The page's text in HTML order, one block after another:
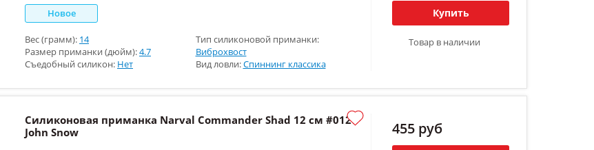
Новое
Вес (грамм): 14
Размер приманки (дюйм):4.7
Съедобный силикон: Нет
Тип силиконовой приманки:
Виброхвост
Вид ловли:Спиннинг классика
Купить
Товар в наличии
Силиконовая приманка Narval Commander Shad 12 см #012
John Snow
455 руб